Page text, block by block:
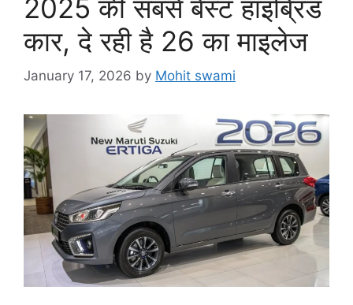
2025 की सबसे बेस्ट हाइब्रिड
कार, दे रही है 26 का माइलेज
January 17, 2026 by Mohit swami